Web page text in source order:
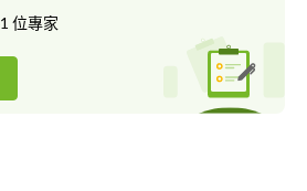
吉他老師、烏克麗麗老師。 享樂音樂教
弦韻音樂教室吉他、烏克麗麗老師。 五
克麗麗老師。 新莊音樂家音樂教室 吉他
音樂教室 吉他老師、烏克麗麗老
、烏克麗麗老師。 發掘音樂教室 吉他
魚音樂教室吉他老師、烏克麗麗老
師、烏克麗麗老師。 林口米特才藝中心
位專家